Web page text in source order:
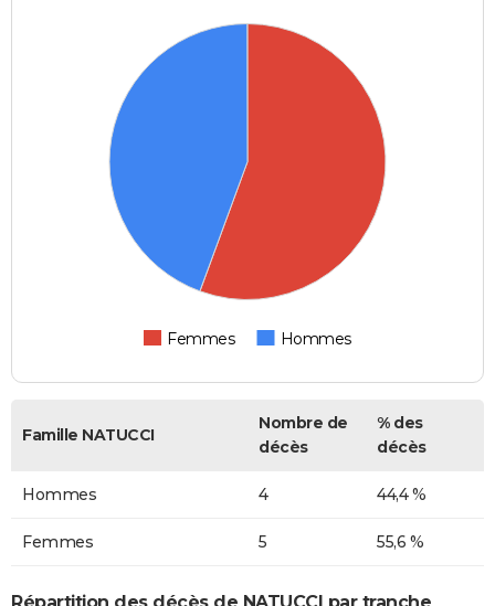
Femmes Hommes
Famille NATUCCI
Nombre de
décès
% des
décès
Hommes 4 44,4 %
Femmes 5 55,6 %